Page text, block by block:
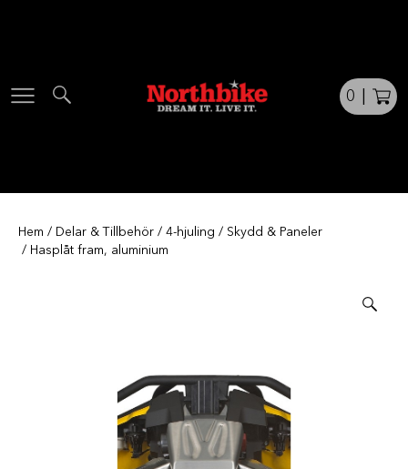
0
Hem / Delar & Tillbehör / 4-hjuling / Skydd & Paneler
/ Hasplåt fram, aluminium